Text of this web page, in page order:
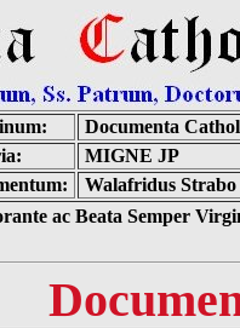
Documenta
MIGNE JP
Walafridus Strabo
ac Beata Semper